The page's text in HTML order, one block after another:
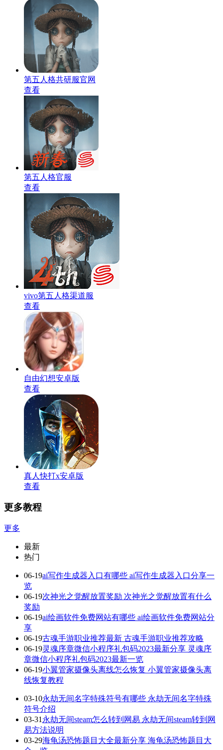
第五人格共研服官网
查看
第五人格官服
查看
vivo第五人格渠道服
查看
自由幻想安卓版
查看
真人快打x安卓版
查看
更多教程
更多
最新
热门
06-19ai写作生成器入口有哪些 ai写作生成器入口分享一
览
06-19次神光之觉醒放置奖励 次神光之觉醒放置有什么
奖励
06-19ai绘画软件免费网站有哪些 ai绘画软件免费网站分
享
06-19古魂手游职业推荐最新 古魂手游职业推荐攻略
06-19灵魂序章微信小程序礼包码2023最新分享 灵魂序
章微信小程序礼包码2023最新一览
06-19小翼管家摄像头离线怎么恢复 小翼管家摄像头离
线恢复教程
03-10永劫无间名字特殊符号有哪些 永劫无间名字特殊
符号介绍
03-31 永劫无间steam怎么转到网易 永劫无间steam转到网
易方法说明
03-29海龟汤恐怖题目大全最新分享 海龟汤恐怖题目大